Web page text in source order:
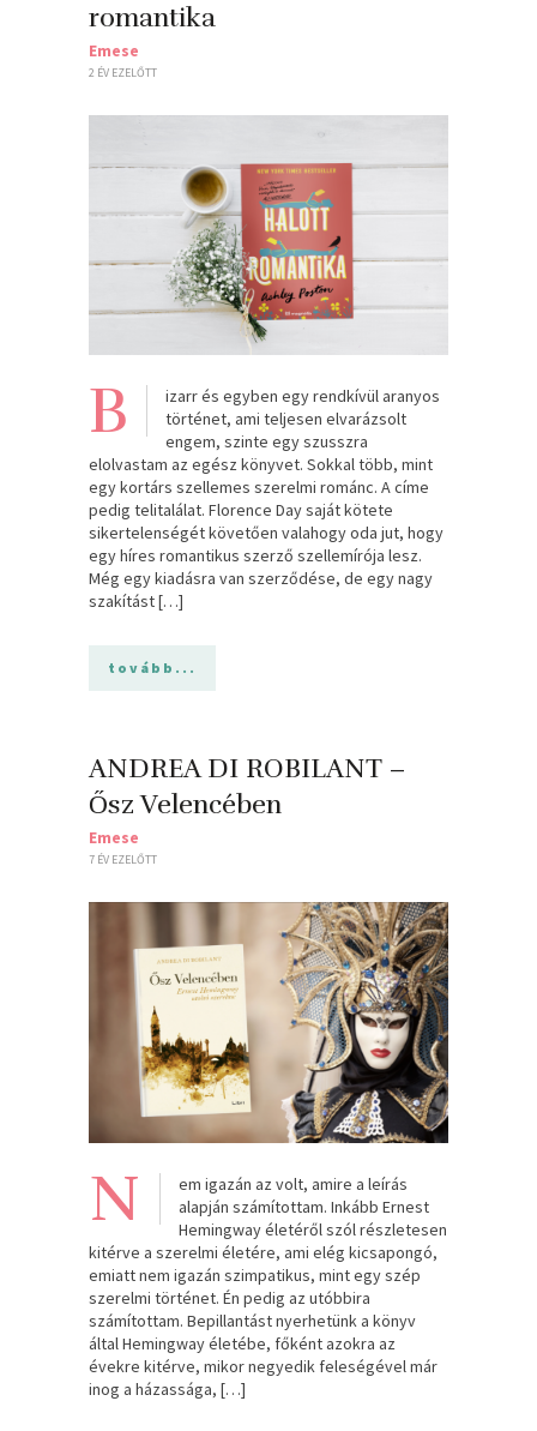
romantika
Emese
2 ÉV EZELŐTT
B
izarr és egyben egy rendkívül aranyos
történet, ami teljesen elvarázsolt
engem, szinte egy szusszra
elolvastam az egész könyvet. Sokkal több, mint
egy kortárs szellemes szerelmi románc. A címe
pedig telitalálat. Florence Day saját kötete
sikertelenségét követően valahogy oda jut, hogy
egy híres romantikus szerző szellemírója lesz.
Még egy kiadásra van szerződése, de egy nagy
szakítást […]
tovább...
ANDREA DI ROBILANT –
Ősz Velencében
Emese
7 ÉV EZELŐTT
N
em igazán az volt, amire a leírás
alapján számítottam. Inkább Ernest
Hemingway életéről szól részletesen
kitérve a szerelmi életére, ami elég kicsapongó,
emiatt nem igazán szimpatikus, mint egy szép
szerelmi történet. Én pedig az utóbbira
számítottam. Bepillantást nyerhetünk a könyv
által Hemingway életébe, főként azokra az
évekre kitérve, mikor negyedik feleségével már
inog a házassága, […]